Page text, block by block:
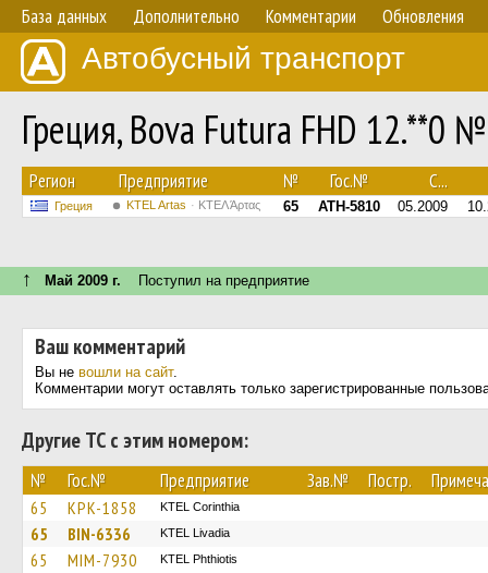
База данных Дополнительно Комментарии Обновления
Автобусный транспорт
Греция, Bova Futura FHD 12.**0
Регион Предприятие № Гос.№ С...
Греция KTEL Artas ΚΤΕΛ Άρτας 65 ATH-5810 05.2009
↑ Май 2009 г. Поступил на предприятие
Ваш комментарий
Вы не вошли на сайт.
Комментарии могут оставлять только зарегистрированные
Другие ТС с этим номером:
№ Гос.№ Предприятие Зав.№ Постр.
65 KPK-1858 KTEL Corinthia
65 BIN-6336 KTEL Livadia
65 MIM-7930 ΚΤΕL Phthiotis